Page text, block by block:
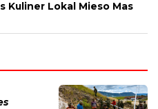
Kuliner Lokal Mieso Mas